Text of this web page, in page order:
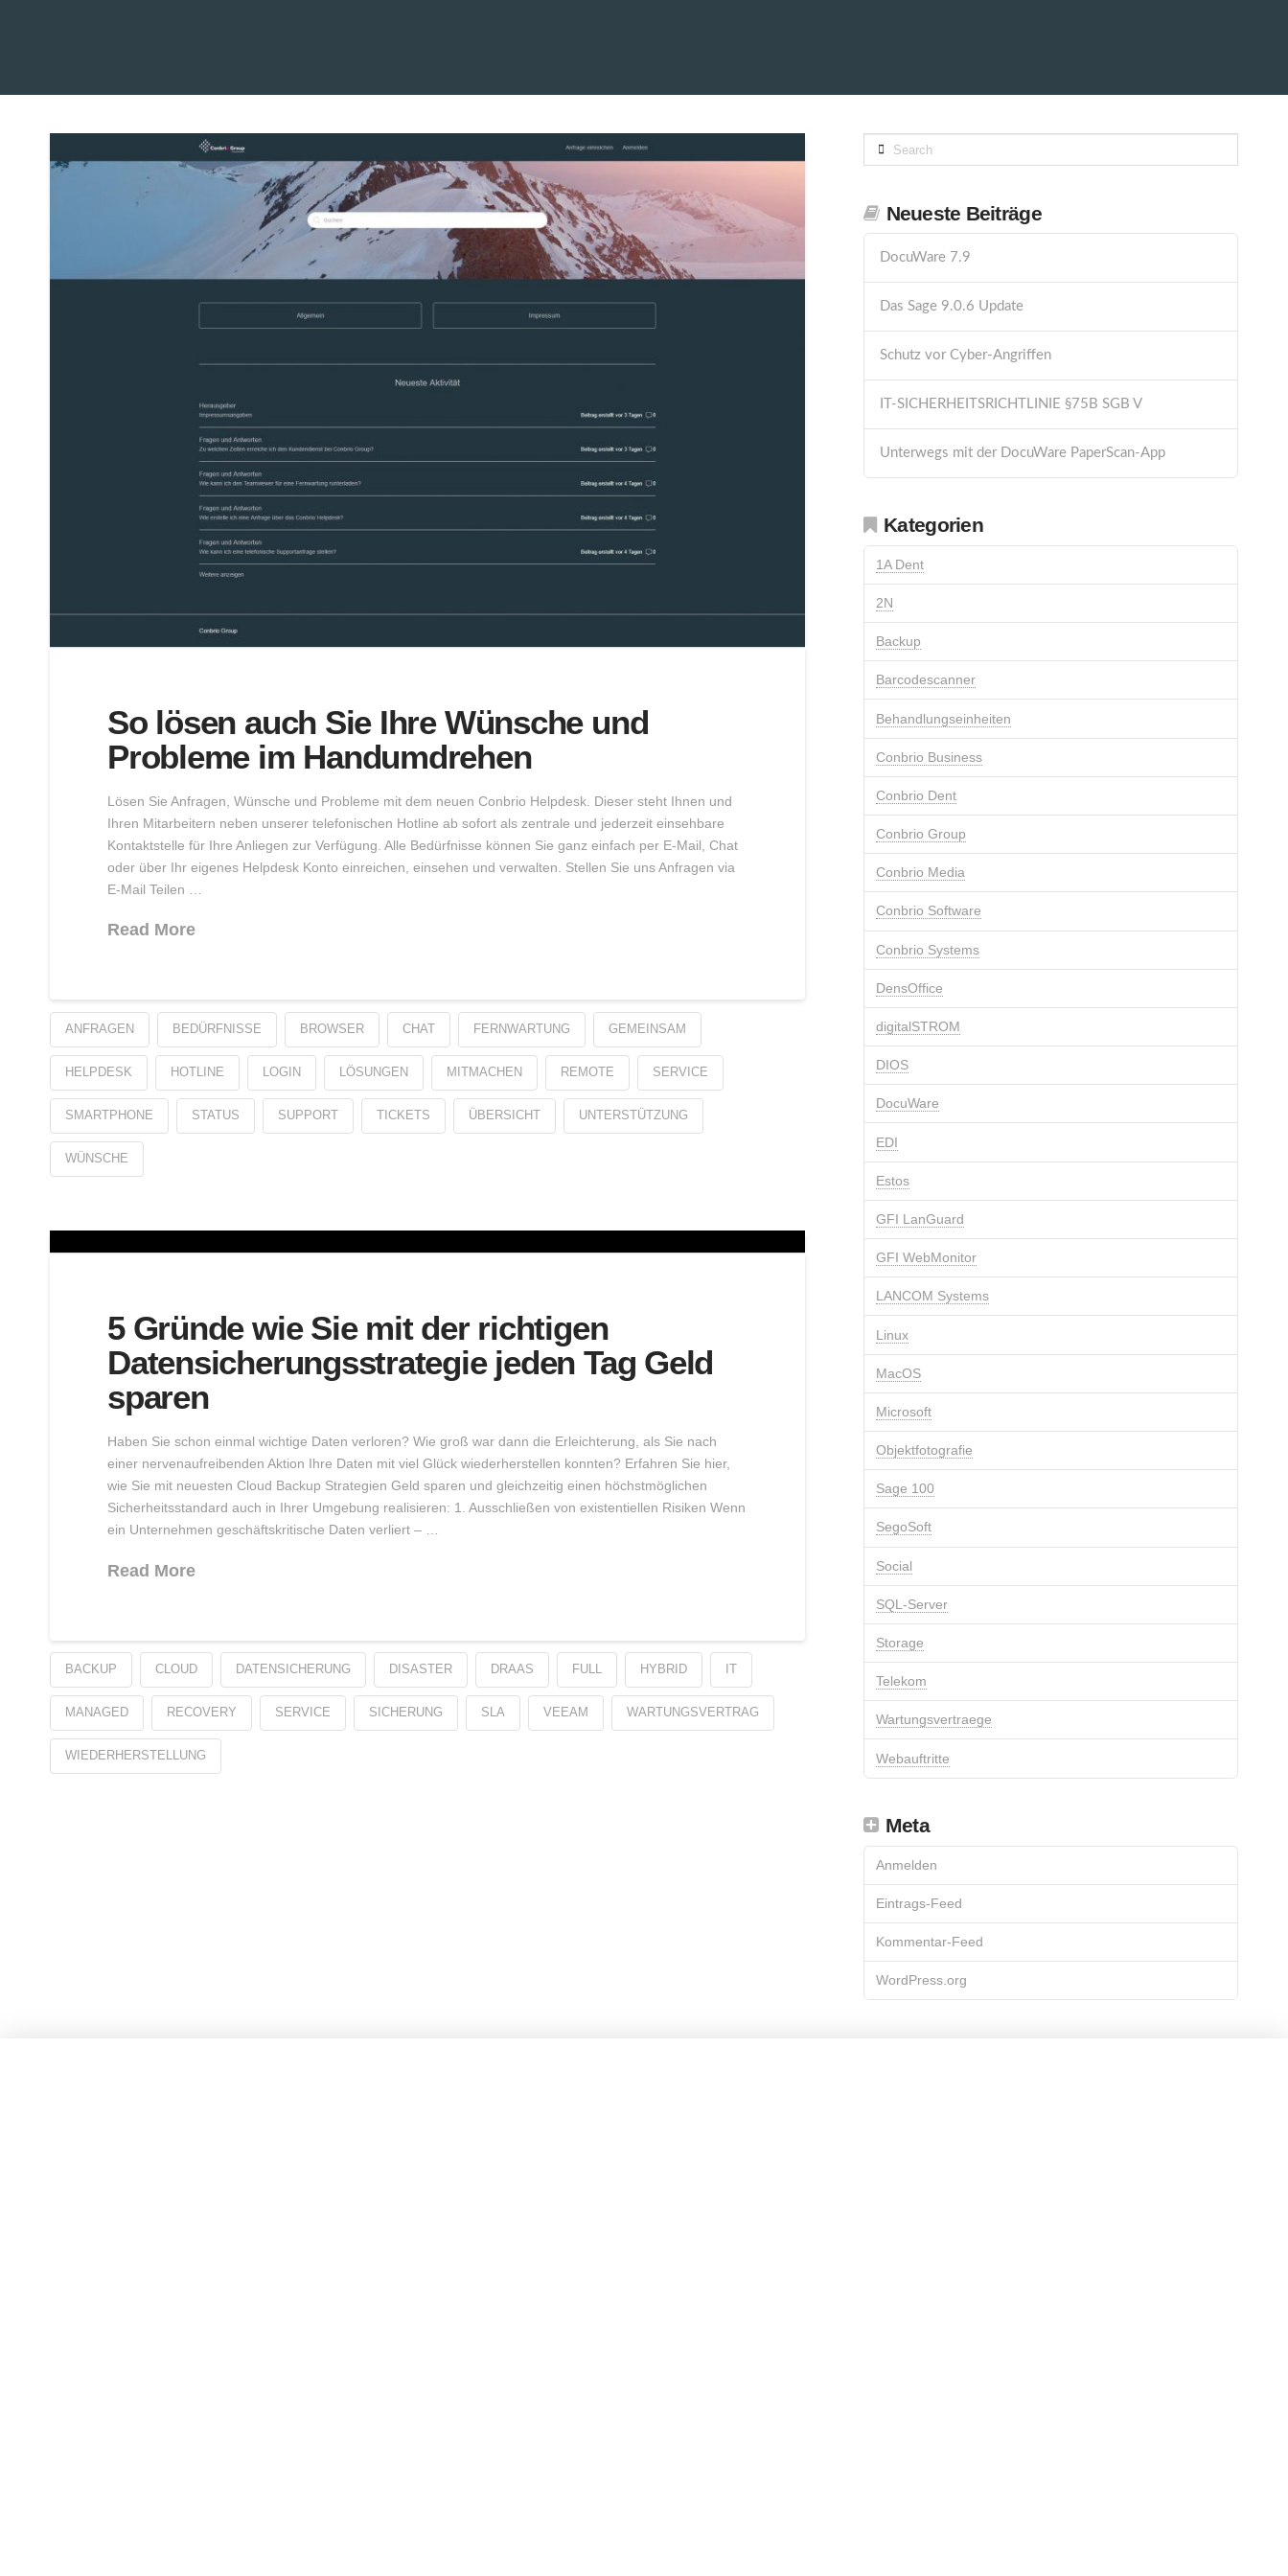
So lösen auch Sie Ihre Wünsche und
Probleme im Handumdrehen
Lösen Sie Anfragen, Wünsche und Probleme mit dem neuen Conbrio Helpdesk. Dieser steht Ihnen und
Ihren Mitarbeitern neben unserer telefonischen Hotline ab sofort als zentrale und jederzeit einsehbare
Kontaktstelle für Ihre Anliegen zur Verfügung. Alle Bedürfnisse können Sie ganz einfach per E-Mail, Chat
oder über Ihr eigenes Helpdesk Konto einreichen, einsehen und verwalten. Stellen Sie uns Anfragen via
E-Mail Teilen …
Read More
ANFRAGEN BEDÜRFNISSE BROWSER CHAT FERNWARTUNG GEMEINSAM
HELPDESK HOTLINE LOGIN LÖSUNGEN MITMACHEN REMOTE SERVICE
SMARTPHONE STATUS SUPPORT TICKETS ÜBERSICHT UNTERSTÜTZUNG
WÜNSCHE
5 Gründe wie Sie mit der richtigen
Datensicherungsstrategie jeden Tag Geld
sparen
Haben Sie schon einmal wichtige Daten verloren? Wie groß war dann die Erleichterung, als Sie nach
einer nervenaufreibenden Aktion Ihre Daten mit viel Glück wiederherstellen konnten? Erfahren Sie hier,
wie Sie mit neuesten Cloud Backup Strategien Geld sparen und gleichzeitig einen höchstmöglichen
Sicherheitsstandard auch in Ihrer Umgebung realisieren: 1. Ausschließen von existentiellen Risiken Wenn
ein Unternehmen geschäftskritische Daten verliert – …
Read More
BACKUP CLOUD DATENSICHERUNG DISASTER DRAAS FULL HYBRID IT
MANAGED RECOVERY SERVICE SICHERUNG SLA VEEAM WARTUNGSVERTRAG
WIEDERHERSTELLUNG
Search
Neueste Beiträge
DocuWare 7.9
Das Sage 9.0.6 Update
Schutz vor Cyber-Angriffen
IT-SICHERHEITSRICHTLINIE §75B SGB V
Unterwegs mit der DocuWare PaperScan-App
Kategorien
1A Dent
2N
Backup
Barcodescanner
Behandlungseinheiten
Conbrio Business
Conbrio Dent
Conbrio Group
Conbrio Media
Conbrio Software
Conbrio Systems
DensOffice
digitalSTROM
DIOS
DocuWare
EDI
Estos
GFI LanGuard
GFI WebMonitor
LANCOM Systems
Linux
MacOS
Microsoft
Objektfotografie
Sage 100
SegoSoft
Social
SQL-Server
Storage
Telekom
Wartungsvertraege
Webauftritte
Meta
Anmelden
Eintrags-Feed
Kommentar-Feed
WordPress.org